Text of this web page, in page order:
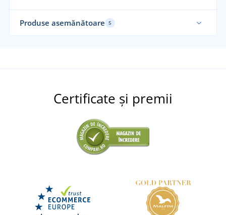
Produse asemănătoare 5
Certificate și premii